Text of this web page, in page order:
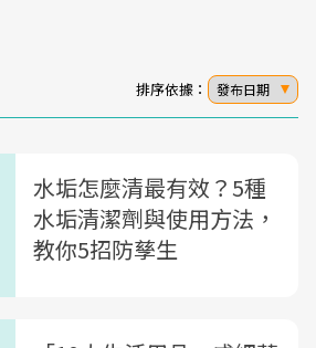
排序依據： 發布日期
水垢怎麼清最有效？5種
水垢清潔劑與使用方法，
教你5招防孳生